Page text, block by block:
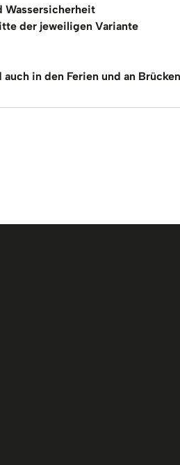
Wassersicherheit
der jeweiligen Variante
in den Ferien und an